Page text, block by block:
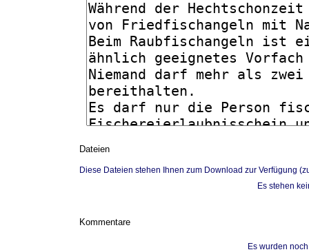
Dateien
Diese Dateien stehen Ihnen zum Download zur Verfügung
Es stehen
Kommentare
Es wurden